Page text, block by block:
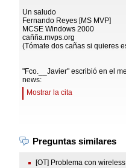
Un saludo
Fernando Reyes [MS MVP]
MCSE Windows 2000
cañña.mvps.org
(Tómate dos cañas si quieres
"Fco.__Javier" escribió en el
news:
Mostrar la cita
Preguntas similares
[OT] Problema con wireless